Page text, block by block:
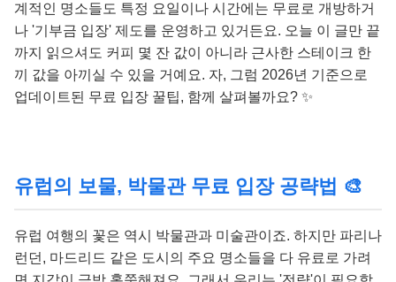
계적인 명소들도 특정 요일이나 시간에는 무료로 개방하거
나 '기부금 입장' 제도를 운영하고 있거든요. 오늘 이 글만 끝
까지 읽으셔도 커피 몇 잔 값이 아니라 근사한 스테이크 한
끼 값을 아끼실 수 있을 거예요. 자, 그럼 2026년 기준으로
업데이트된 무료 입장 꿀팁, 함께 살펴볼까요? ✨
유럽의 보물, 박물관 무료 입장 공략법 🎨
유럽 여행의 꽃은 역시 박물관과 미술관이죠. 하지만 파리나
런던, 마드리드 같은 도시의 주요 명소들을 다 유료로 가려